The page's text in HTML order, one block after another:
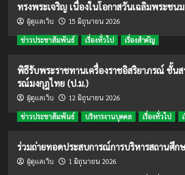
ทรงพระเจริญ เนื่องในโอกาสวันเฉลิมพระชน
ผู้ดูแลเว็บ 15 มิถุนายน 2026
ข่าวประชาสัมพันธ์ เรื่องทั่วไป เรื่องสำคัญ
พิธีรับพระราชทานเครื่องราชอิสริยาภรณ์ ชั้น
รณ์มงกุฎไทย (ป.ม.)
ผู้ดูแลเว็บ 12 มิถุนายน 2026
ข่าวประชาสัมพันธ์ บริหารงานบุคคล เรื่องทั่วไป
ร่วมถ่ายทอดประสบการณ์การบริหารสถานศึก
ผู้ดูแลเว็บ 1 มิถุนายน 2026